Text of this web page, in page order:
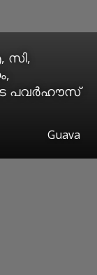
സി,
പവർഹൗസ്
Guava